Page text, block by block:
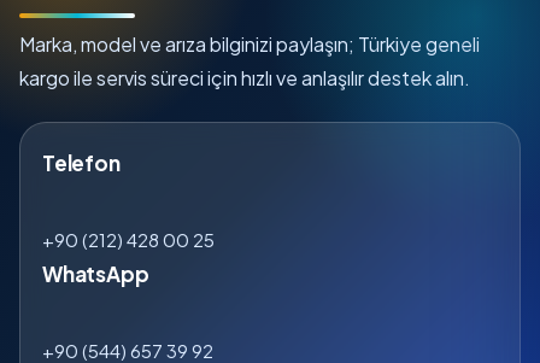
Marka, model ve arıza bilginizi paylaşın; Türkiye geneli
kargo ile servis süreci için hızlı ve anlaşılır destek alın.
Telefon
+90 (212) 428 00 25
WhatsApp
+90 (544) 657 39 92